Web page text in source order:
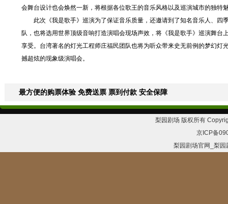
会舞台设计也会焕然一新，将根据各位歌王的音乐风格以及巡演城市的独
此次《我是歌手》巡演为了保证音乐质量，还邀请到了知名音乐人、四
队，也将选用世界顶级音响打造演唱会现场声效，将《我是歌手》巡演舞
享受。台湾著名的灯光工程师庄福民团队也将为听众带来史无前例的梦幻
撼超炫的现象级演唱会。
最方便的购票体验 免费送票 票到付款 安全保障
梨园剧场 版权所有
京ICP备
梨园剧场官网_梨